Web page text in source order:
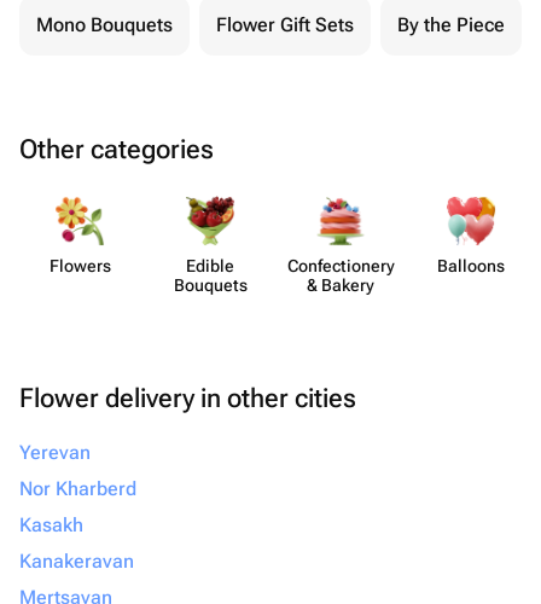
Mono Bouquets Flower Gift Sets By the Piece
Other categories
Flowers
Edible
Bouquets
Confect​ionery
& Bakery
Balloons
Flower delivery in other cities
Yerevan
Nor Kharberd
Kasakh
Kanakeravan
Mertsavan